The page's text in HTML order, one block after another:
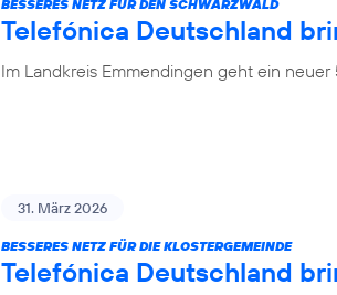
BESSERES NETZ FÜR DEN SCHWARZWALD
Telefónica Deutschland
Im Landkreis Emmendingen geht ein
31. März 2026
BESSERES NETZ FÜR DIE KLOSTERGEMEINDE
Telefónica Deutschland